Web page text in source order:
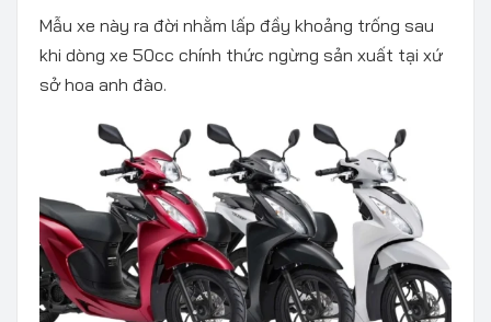
Mẫu xe này ra đời nhằm lấp đầy khoảng trống sau
khi dòng xe 50cc chính thức ngừng sản xuất tại xứ
sở hoa anh đào.